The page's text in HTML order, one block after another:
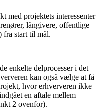
med projektets interessenter
långivere, offentlige
fra start til mål.
enkelte delprocesser i det
kan også vælge at få
hvor erhververen ikke
en aftale mellem
2 ovenfor).